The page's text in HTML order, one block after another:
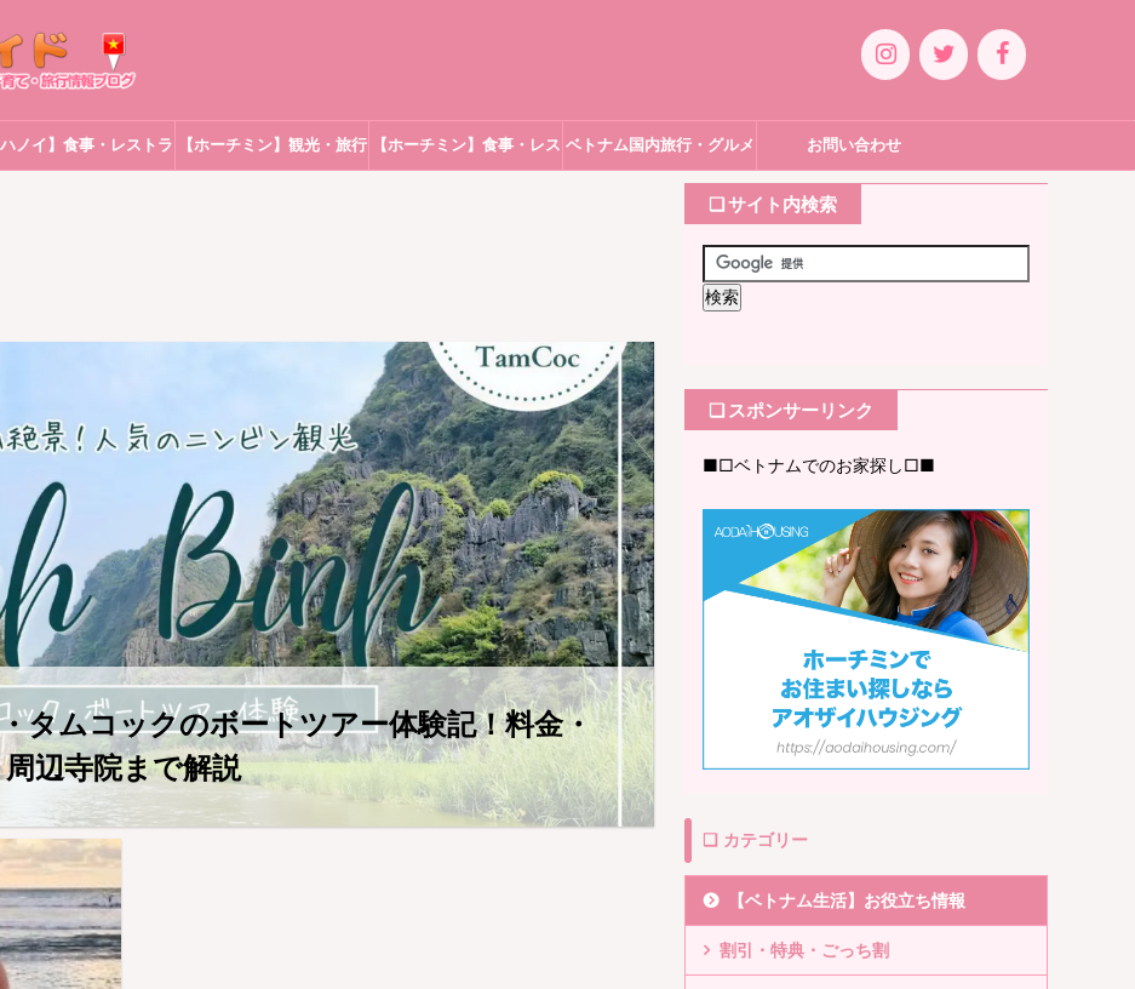
ハノイ】食事・レストラ 【ホーチミン】観光・旅行 【ホーチミン】食事・レス ベトナム国内旅行・グルメ お問い合わせ
タムコックのボートツアー体験記！料金・
辺寺院まで解説
❏ サイト内検索
❏ スポンサーリンク
■□ベトナムでのお家探し□■
❏ カテゴリー
【ベトナム生活】お役立ち情報
割引・特典・ごっち割